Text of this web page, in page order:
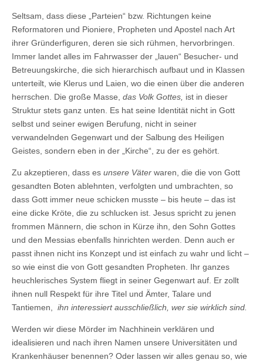
Seltsam, dass diese „Parteien“ bzw. Richtungen keine
Reformatoren und Pioniere, Propheten und Apostel nach Art
ihrer Gründerfiguren, deren sie sich rühmen, hervorbringen.
Immer landet alles im Fahrwasser der „lauen“ Besucher- und
Betreuungskirche, die sich hierarchisch aufbaut und in Klassen
unterteilt, wie Klerus und Laien, wo die einen über die anderen
herrschen. Die große Masse, das Volk Gottes, ist in dieser
Struktur stets ganz unten. Es hat seine Identität nicht in Gott
selbst und seiner ewigen Berufung, nicht in seiner
verwandelnden Gegenwart und der Salbung des Heiligen
Geistes, sondern eben in der „Kirche“, zu der es gehört.
Zu akzeptieren, dass es unsere Väter waren, die die von Gott
gesandten Boten ablehnten, verfolgten und umbrachten, so
dass Gott immer neue schicken musste – bis heute – das ist
eine dicke Kröte, die zu schlucken ist. Jesus spricht zu jenen
frommen Männern, die schon in Kürze ihn, den Sohn Gottes
und den Messias ebenfalls hinrichten werden. Denn auch er
passt ihnen nicht ins Konzept und ist einfach zu wahr und licht –
so wie einst die von Gott gesandten Propheten. Ihr ganzes
heuchlerisches System fliegt in seiner Gegenwart auf. Er zollt
ihnen null Respekt für ihre Titel und Ämter, Talare und
Tantiemen, ihn interessiert ausschließlich, wer sie wirklich sind.
Werden wir diese Mörder im Nachhinein verklären und
idealisieren und nach ihren Namen unsere Universitäten und
Krankenhäuser benennen? Oder lassen wir alles genau so, wie